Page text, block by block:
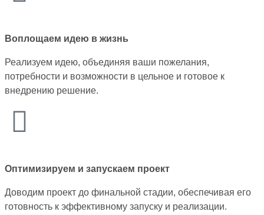
Воплощаем идею в жизнь
Реализуем идею, объединяя ваши пожелания,
потребности и возможности в цельное и готовое к
внедрению решение.
Оптимизируем и запускаем проект
Доводим проект до финальной стадии, обеспечивая его
готовность к эффективному запуску и реализации.